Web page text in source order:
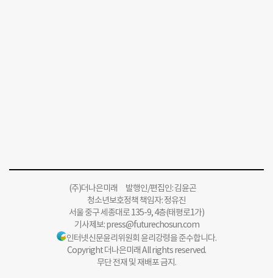
(주)더나은미래 발행인/편집인: 김윤곤
청소년보호정책 책임자: 정유진
서울 중구 세종대로 135-9, 4층(태평로1가)
기사제보:press@futurechosun.com
인터넷신문윤리위원회 윤리강령을 준수합니다.
Copyright 더나은미래 All rights reserved.
무단 전재 및 재배포 금지.